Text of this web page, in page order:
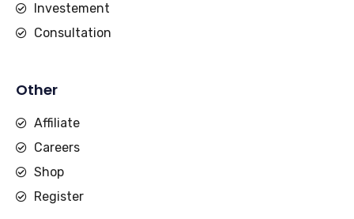
Investement
Consultation
Other
Affiliate
Careers
Shop
Register